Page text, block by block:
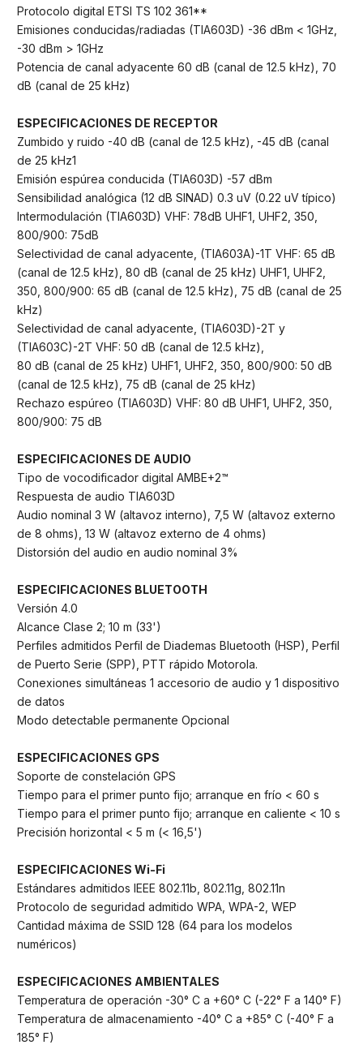
Protocolo digital ETSI TS 102 361**
Emisiones conducidas/radiadas (TIA603D) -36 dBm < 1GHz,
-30 dBm > 1GHz
Potencia de canal adyacente 60 dB (canal de 12.5 kHz), 70
dB (canal de 25 kHz)
ESPECIFICACIONES DE RECEPTOR
Zumbido y ruido -40 dB (canal de 12.5 kHz), -45 dB (canal
de 25 kHz1
Emisión espúrea conducida (TIA603D) -57 dBm
Sensibilidad analógica (12 dB SINAD) 0.3 uV (0.22 uV típico)
Intermodulación (TIA603D) VHF: 78dB UHF1, UHF2, 350,
800/900: 75dB
Selectividad de canal adyacente, (TIA603A)-1T VHF: 65 dB
(canal de 12.5 kHz), 80 dB (canal de 25 kHz) UHF1, UHF2,
350, 800/900: 65 dB (canal de 12.5 kHz), 75 dB (canal de 25
kHz)
Selectividad de canal adyacente, (TIA603D)-2T y
(TIA603C)-2T VHF: 50 dB (canal de 12.5 kHz),
80 dB (canal de 25 kHz) UHF1, UHF2, 350, 800/900: 50 dB
(canal de 12.5 kHz), 75 dB (canal de 25 kHz)
Rechazo espúreo (TIA603D) VHF: 80 dB UHF1, UHF2, 350,
800/900: 75 dB
ESPECIFICACIONES DE AUDIO
Tipo de vocodificador digital AMBE+2™
Respuesta de audio TIA603D
Audio nominal 3 W (altavoz interno), 7,5 W (altavoz externo
de 8 ohms), 13 W (altavoz externo de 4 ohms)
Distorsión del audio en audio nominal 3%
ESPECIFICACIONES BLUETOOTH
Versión 4.0
Alcance Clase 2; 10 m (33')
Perfiles admitidos Perfil de Diademas Bluetooth (HSP), Perfil
de Puerto Serie (SPP), PTT rápido Motorola.
Conexiones simultáneas 1 accesorio de audio y 1 dispositivo
de datos
Modo detectable permanente Opcional
ESPECIFICACIONES GPS
Soporte de constelación GPS
Tiempo para el primer punto fijo; arranque en frío < 60 s
Tiempo para el primer punto fijo; arranque en caliente < 10 s
Precisión horizontal < 5 m (< 16,5')
ESPECIFICACIONES Wi-Fi
Estándares admitidos IEEE 802.11b, 802.11g, 802.11n
Protocolo de seguridad admitido WPA, WPA-2, WEP
Cantidad máxima de SSID 128 (64 para los modelos
numéricos)
ESPECIFICACIONES AMBIENTALES
Temperatura de operación -30° C a +60° C (-22° F a 140° F)
Temperatura de almacenamiento -40° C a +85° C (-40° F a
185° F)